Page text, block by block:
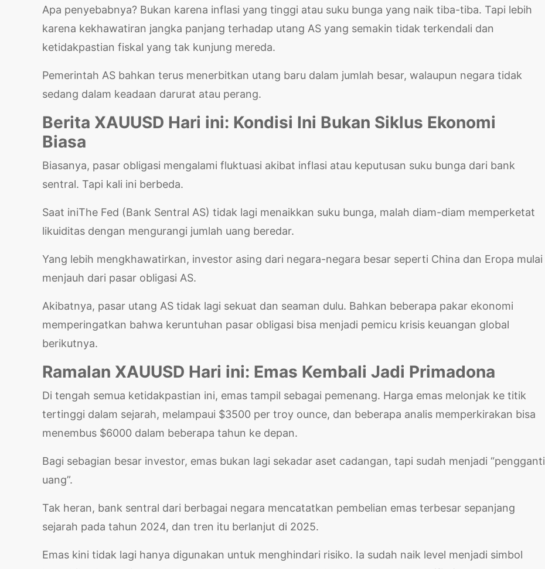
Apa penyebabnya? Bukan karena inflasi yang tinggi atau suku bunga yang naik tiba-tiba. Tapi lebih
karena kekhawatiran jangka panjang terhadap utang AS yang semakin tidak terkendali dan
ketidakpastian fiskal yang tak kunjung mereda.
Pemerintah AS bahkan terus menerbitkan utang baru dalam jumlah besar, walaupun negara tidak
sedang dalam keadaan darurat atau perang.
Berita XAUUSD Hari ini: Kondisi Ini Bukan Siklus Ekonomi
Biasa
Biasanya, pasar obligasi mengalami fluktuasi akibat inflasi atau keputusan suku bunga dari bank
sentral. Tapi kali ini berbeda.
Saat iniThe Fed (Bank Sentral AS) tidak lagi menaikkan suku bunga, malah diam-diam memperketat
likuiditas dengan mengurangi jumlah uang beredar.
Yang lebih mengkhawatirkan, investor asing dari negara-negara besar seperti China dan Eropa mulai
menjauh dari pasar obligasi AS.
Akibatnya, pasar utang AS tidak lagi sekuat dan seaman dulu. Bahkan beberapa pakar ekonomi
memperingatkan bahwa keruntuhan pasar obligasi bisa menjadi pemicu krisis keuangan global
berikutnya.
Ramalan XAUUSD Hari ini: Emas Kembali Jadi Primadona
Di tengah semua ketidakpastian ini, emas tampil sebagai pemenang. Harga emas melonjak ke titik
tertinggi dalam sejarah, melampaui $3500 per troy ounce, dan beberapa analis memperkirakan bisa
menembus $6000 dalam beberapa tahun ke depan.
Bagi sebagian besar investor, emas bukan lagi sekadar aset cadangan, tapi sudah menjadi “pengganti
uang”.
Tak heran, bank sentral dari berbagai negara mencatatkan pembelian emas terbesar sepanjang
sejarah pada tahun 2024, dan tren itu berlanjut di 2025.
Emas kini tidak lagi hanya digunakan untuk menghindari risiko. Ia sudah naik level menjadi simbol